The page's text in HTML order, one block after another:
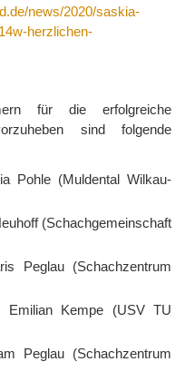
news/2020/saskia-
herzlichen-
für die erfolgreiche
sind folgende
Pohle (Muldental Wilkau-
(Schachgemeinschaft
Peglau (Schachzentrum
Kempe (USV TU
Peglau (Schachzentrum